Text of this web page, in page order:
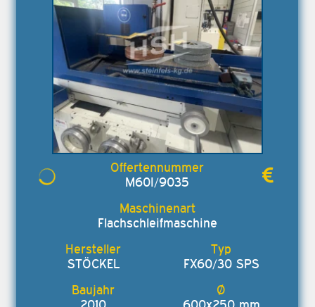
M60I/9035
Flachschleifmaschine
STÖCKEL FX60/30 SPS